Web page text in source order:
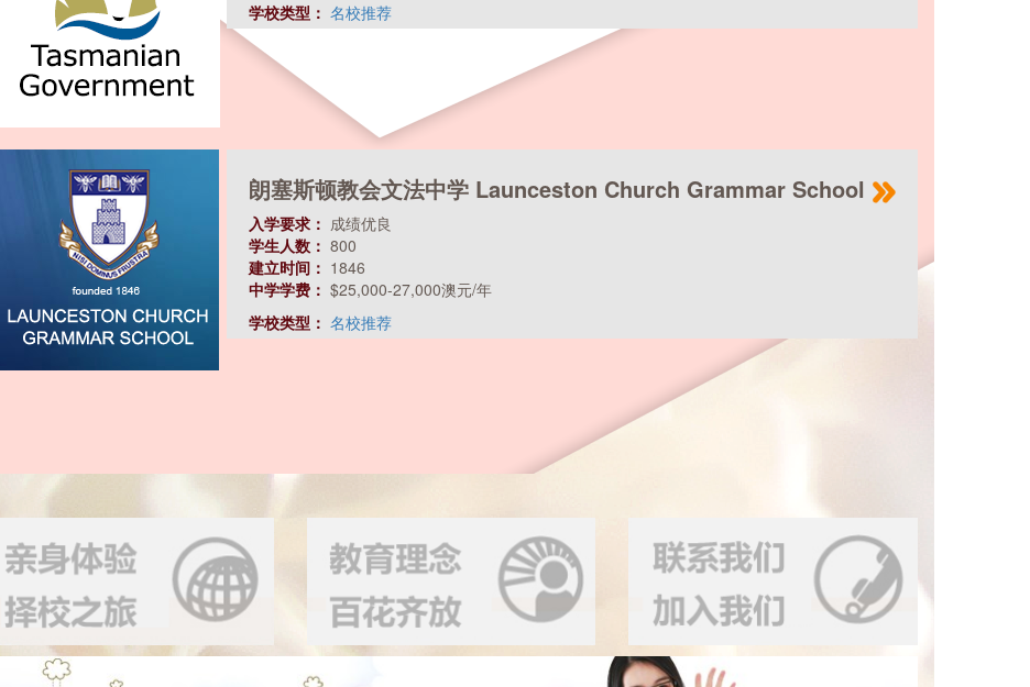
学校类型： 名校推荐
朗塞斯顿教会文法中学 Launceston Church Grammar School
入学要求： 成绩优良
学生人数： 800
建立时间： 1846
中学学费： $25,000-27,000澳元/年
学校类型： 名校推荐